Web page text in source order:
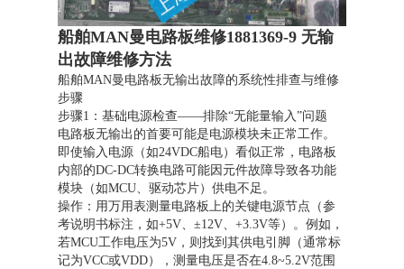
船舶MAN曼电路板维修1881369-9 无输
出故障维修方法
船舶MAN曼电路板无输出故障的系统性排查与维修
步骤
步骤1：基础电源检查——排除“无能量输入”问题
电路板无输出的首要可能是电源模块未正常工作。
即使输入电源（如24VDC船电）看似正常，电路板
内部的DC-DC转换电路可能因元件故障导致各功能
模块（如MCU、驱动芯片）供电不足。
操作：用万用表测量电路板上的关键电源节点（参
考说明书标注，如+5V、±12V、+3.3V等）。例如，
若MCU工作电压为5V，则找到其供电引脚（通常标
记为VCC或VDD），测量电压是否在4.8~5.2V范围